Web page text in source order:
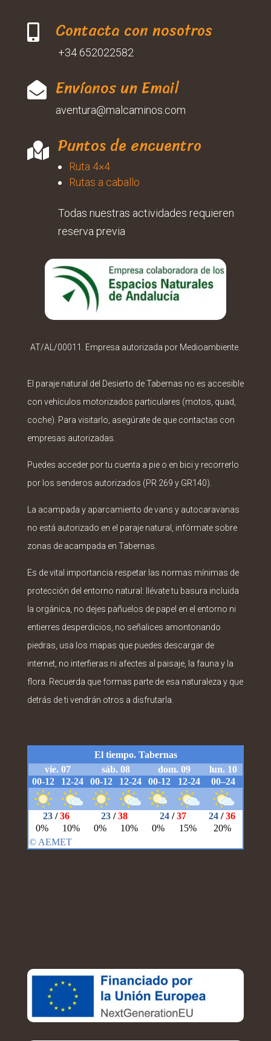
 Contacta con nosotros
+34 652022582
 Envíanos un Email
aventura@malcaminos.com
 Puntos de encuentro
Ruta 4×4
Rutas a caballo
Todas nuestras actividades requieren
reserva previa
AT/AL/00011. Empresa autorizada por Medioambiente.
El paraje natural del Desierto de Tabernas no es accesible
con vehículos motorizados particulares (motos, quad,
coche). Para visitarlo, asegúrate de que contactas con
empresas autorizadas.
Puedes acceder por tu cuenta a pie o en bici y recorrerlo
por los senderos autorizados (PR 269 y GR140).
La acampada y aparcamiento de vans y autocaravanas
no está autorizado en el paraje natural, infórmate sobre
zonas de acampada en Tabernas.
Es de vital importancia respetar las normas mínimas de
protección del entorno natural: llévate tu basura incluida
la orgánica, no dejes pañuelos de papel en el entorno ni
entierres desperdicios, no señalices amontonando
piedras, usa los mapas que puedes descargar de
internet, no interfieras ni afectes al paisaje, la fauna y la
flora. Recuerda que formas parte de esa naturaleza y que
detrás de ti vendrán otros a disfrutarla.